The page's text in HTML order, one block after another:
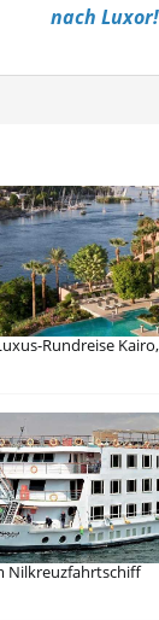
nach Luxor!
Rundreise
Nilkreuzfahrtschiff